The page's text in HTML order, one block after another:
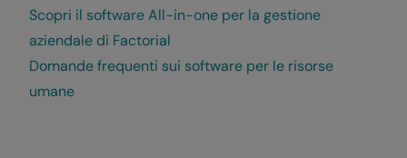
Scopri il software All-in-one per la gestione
aziendale di Factorial
Domande frequenti sui software per le risorse
umane